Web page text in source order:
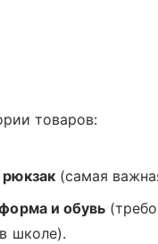
товаров:
(самая
и обувь
школе).